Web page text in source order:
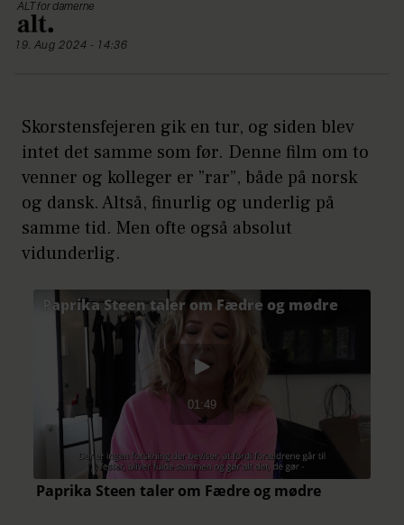
ALT for damerne
19. Aug 2024 - 14:36
Skorstensfejeren gik en tur, og siden blev
intet det samme som før. Denne film om to
venner og kolleger er ”rar”, både på norsk
og dansk. Altså, finurlig og underlig på
samme tid. Men ofte også absolut
vidunderlig.